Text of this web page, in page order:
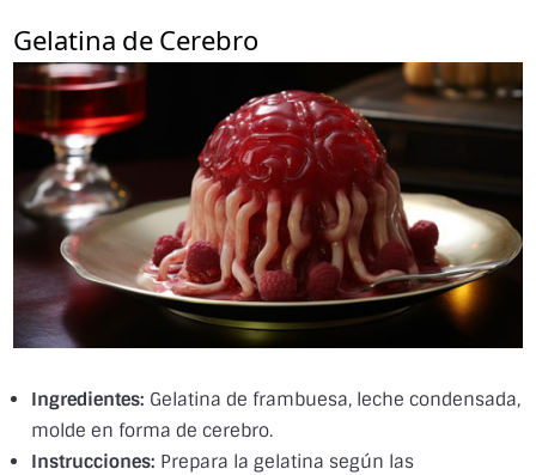
Gelatina de Cerebro
Ingredientes: Gelatina de frambuesa, leche condensada,
molde en forma de cerebro.
Instrucciones: Prepara la gelatina según las